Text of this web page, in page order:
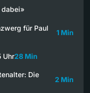
für Paul
1 Min
Uhr28 Min
Die
2 Min